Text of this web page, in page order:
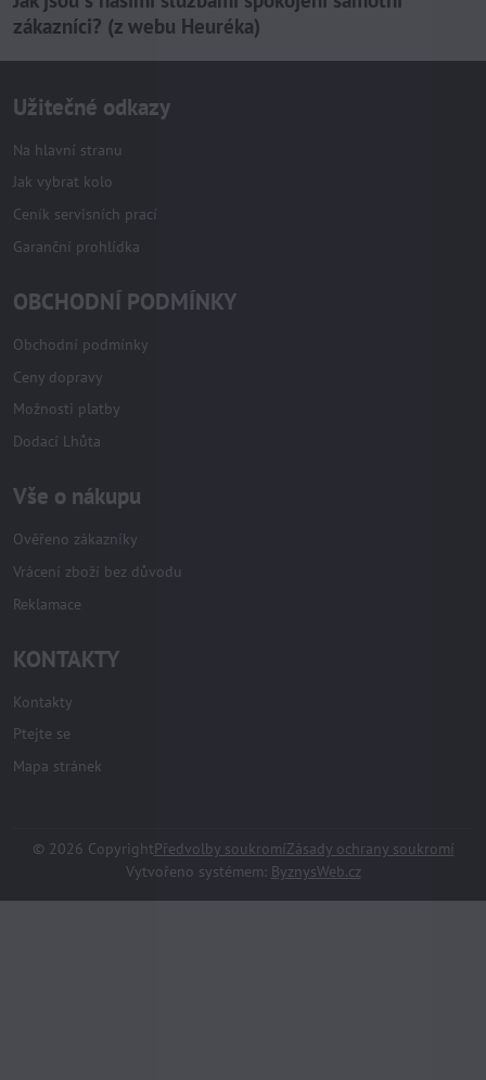
zákazníci? (z webu Heuréka)
Užitečné odkazy
Na hlavní stranu
Jak vybrat kolo
Ceník servisních prací
Garanční prohlídka
OBCHODNÍ PODMÍNKY
Obchodní podmínky
Ceny dopravy
Možnosti platby
Dodací Lhůta
Vše o nákupu
Ověřeno zákazníky
Vrácení zboží bez důvodu
Reklamace
KONTAKTY
Kontakty
Ptejte se
Mapa stránek
© 2026 CopyrightPředvolby soukromíZásady ochrany soukromí
Vytvořeno systémem: ByznysWeb.cz